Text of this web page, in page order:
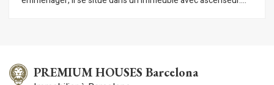
bain complète avec douche est également présente.
L'appartement se trouve en plein centre-ville de Sitges. Ce
PREMIUM HOUSES Barcelona